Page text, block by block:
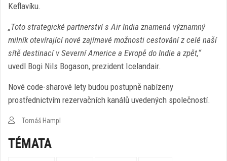
Keflavíku.
„Toto strategické partnerství s Air India znamená významný
milník otevírající nové zajímavé možnosti cestování z celé naší
sítě destinací v Severní Americe a Evropě do Indie a zpět,“
uvedl Bogi Nils Bogason, prezident Icelandair.
Nové code-sharové lety budou postupně nabízeny
prostřednictvím rezervačních kanálů uvedených společností.
Tomáš Hampl
TÉMATA